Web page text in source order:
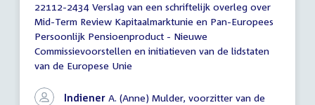
Verslag
van
een
schriftelijk
overleg
22112-2434 Verslag van een schriftelijk overleg over
Mid-Term Review Kapitaalmarktunie en Pan-Europees
Persoonlijk Pensioenproduct - Nieuwe
Commissievoorstellen en initiatieven van de lidstaten
van de Europese Unie
Indiener A. (Anne) Mulder, voorzitter van de